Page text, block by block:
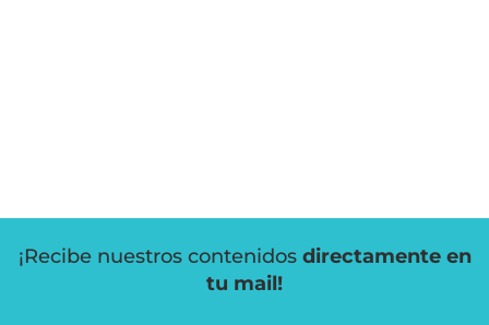
¡Recibe nuestros contenidos directamente en
tu mail!